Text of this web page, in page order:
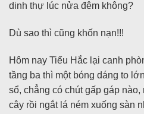
dinh thự lúc nửa đêm không?
Dù sao thì cũng khốn nạn!!!
Hôm nay Tiểu Hắc lại canh
tầng ba thì một bóng dáng to
sổ, chẳng có chút gấp gáp
cây rồi ngắt lá ném xuống sàn